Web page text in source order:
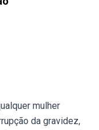
mulher
da gravidez,